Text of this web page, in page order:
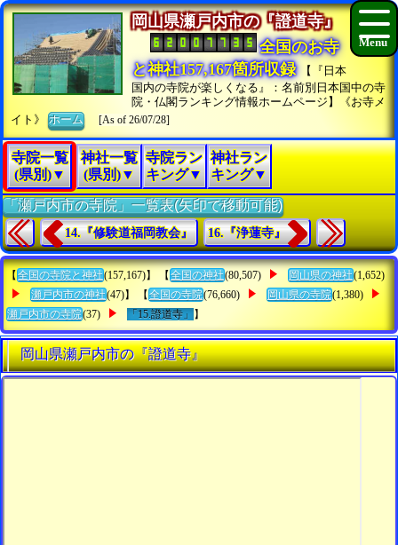
岡山県瀬戸内市の『證道寺』
全国のお寺
と神社157,167箇所収録
【『日本
国内の寺院が楽しくなる』：名前別日本国中の寺
院・仏閣ランキング情報ホームページ】《お寺メ
イト》ホーム [As of 26/07/28]
寺院一覧
(県別)▼
神社一覧
(県別)▼
寺院ラン
キング▼
神社ラン
キング▼
「瀬戸内市の寺院」一覧表(矢印で移動可能)
14.『修験道福岡教会』 16.『浄蓮寺』
【 全国の寺院と神社(157,167)】 【 全国の神社(80,507) 岡山県の神社(1,652)
瀬戸内市の神社(47)】 【 全国の寺院(76,660) 岡山県の寺院(1,380)
瀬戸内市の寺院(37) 「15.證道寺」 】
岡山県瀬戸内市の『證道寺』